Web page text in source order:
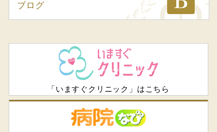
ブログ
「いますぐクリニック」はこちら